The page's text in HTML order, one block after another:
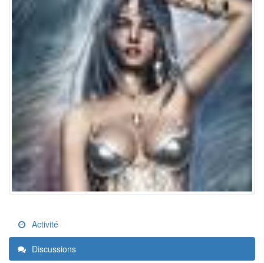
Activité
Discussions